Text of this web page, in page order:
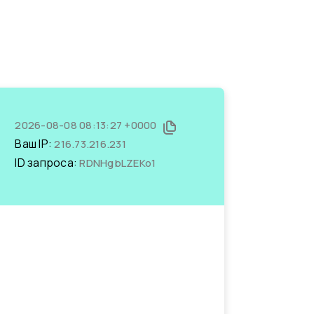
2026-08-08 08:13:27 +0000
Ваш IP:216.73.216.231
ID запроса:RDNHgbLZEKo1